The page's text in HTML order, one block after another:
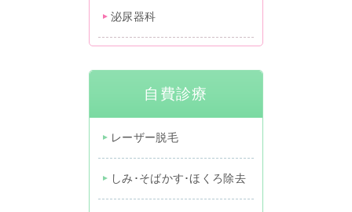
泌尿器科
自費診療
レーザー脱毛
しみ･そばかす･ほくろ除去